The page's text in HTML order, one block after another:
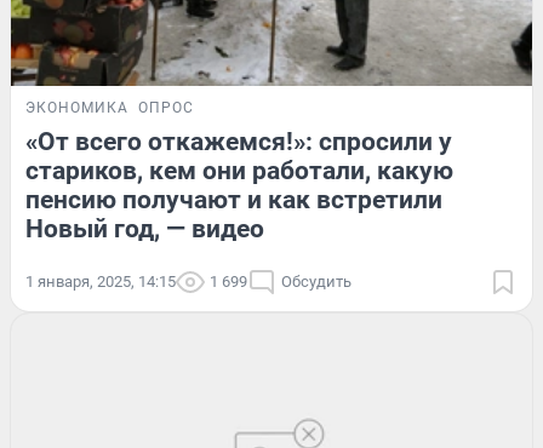
ЭКОНОМИКА ОПРОС
«От всего откажемся!»: спросили у
стариков, кем они работали, какую
пенсию получают и как встретили
Новый год, — видео
1 января, 2025, 14:15 1 699 Обсудить